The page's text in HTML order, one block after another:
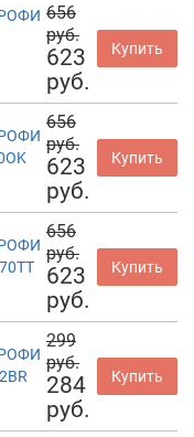
656
руб.
623
руб.
Купить
656
руб.
623
руб.
Купить
656
руб.
623
руб.
Купить
299
руб.
284
руб.
Купить